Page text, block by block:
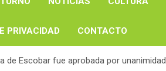
PRIVACIDAD CONTACTO
de Escobar fue aprobada por unanimidad